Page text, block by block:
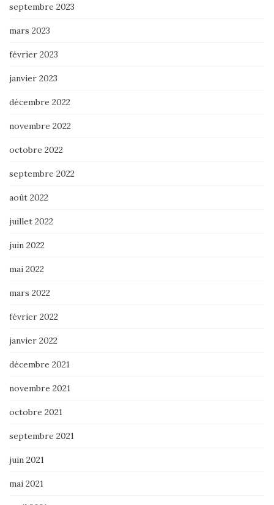
septembre 2023
mars 2023
février 2023
janvier 2023
décembre 2022
novembre 2022
octobre 2022
septembre 2022
août 2022
juillet 2022
juin 2022
mai 2022
mars 2022
février 2022
janvier 2022
décembre 2021
novembre 2021
octobre 2021
septembre 2021
juin 2021
mai 2021